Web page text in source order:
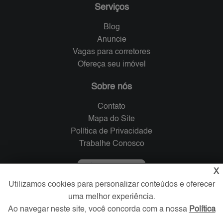
Serviços
Blog
Anuncie
Vagas para corretores
Ofereça seu imóvel
Sobre nós
Contato
Mapa do Site
Política de Privacidade
Trabalhe Conosco
Redes Sociais
X
Utilizamos cookies para personalizar conteúdos e oferecer
uma melhor experiência.
Ao navegar neste site, você concorda com a nossa Política